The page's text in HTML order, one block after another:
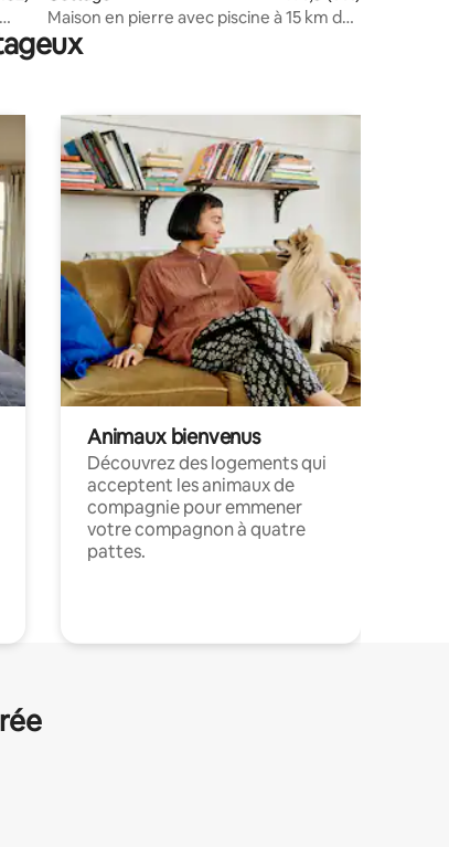
Maison en pierre avec piscine à 15 km de
Santiago
Animaux bienvenus
Découvrez des logements qui
acceptent les animaux de
compagnie pour emmener
votre compagnon à quatre
pattes.